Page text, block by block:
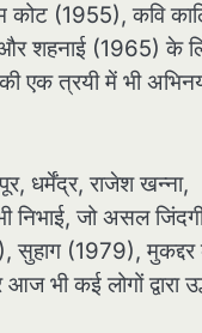
(1955), कवि
शहनाई (1965) के
एक त्रयी में भी
धर्मेंद्र, राजेश खन्ना,
निभाई, जो असल
सुहाग (1979), मुकद्दर
भी कई लोगों द्वारा